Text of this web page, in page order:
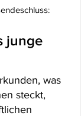
junge
was
steckt,